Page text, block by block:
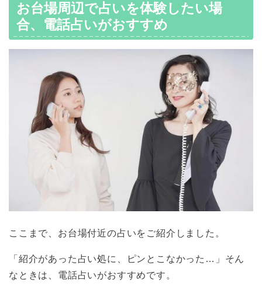
お台場周辺で占いを体験したい場
合、電話占いがおすすめ
ここまで、お台場付近の占いをご紹介しました。
「紹介があった占い処に、ピンとこなかった…」そん
なときは、電話占いがおすすめです。